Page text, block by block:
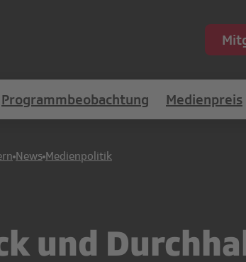
Programmbeobachtung Medienpreis
News Medienpolitik
und